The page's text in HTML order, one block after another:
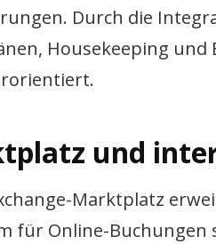
Durch die
Housekeeping
und
Marktplatz
für Online-Buchungen